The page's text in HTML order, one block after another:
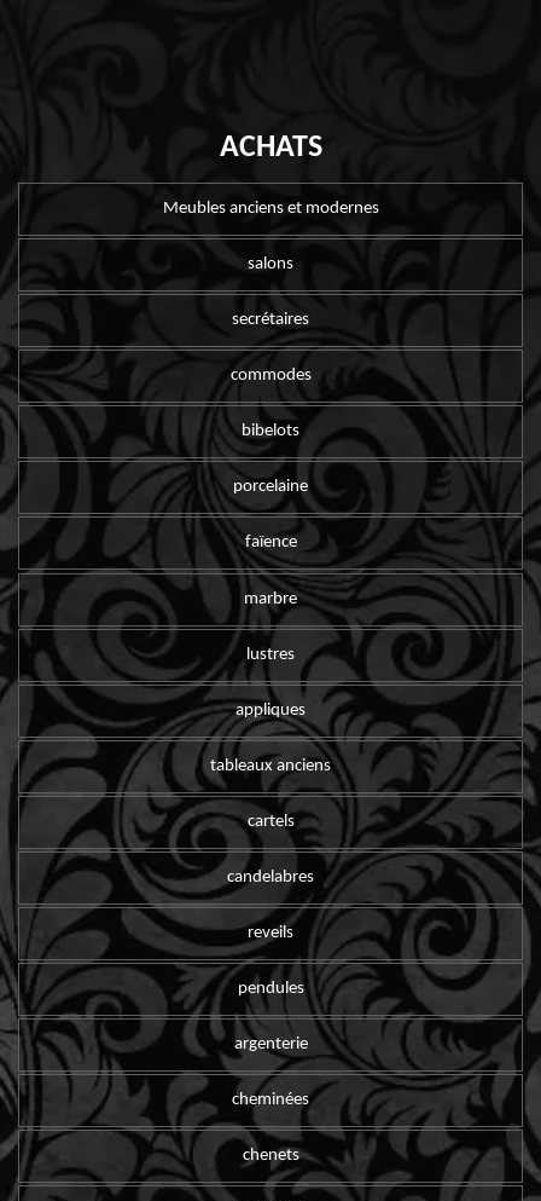
ACHATS
Meubles anciens et modernes
salons
secrétaires
commodes
bibelots
porcelaine
faïence
marbre
lustres
appliques
tableaux anciens
cartels
candelabres
reveils
pendules
argenterie
cheminées
chenets